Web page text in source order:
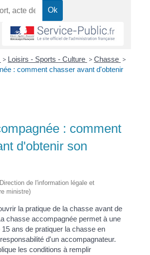
> Loisirs - Sports - Culture > Chasse >
: comment chasser avant d'obtenir
: comment
d'obtenir son
de l'information légale et
ministre)
la pratique de la chasse avant de
chasse accompagnée permet à une
ans de pratiquer la chasse en
d'un accompagnateur.
les conditions à remplir